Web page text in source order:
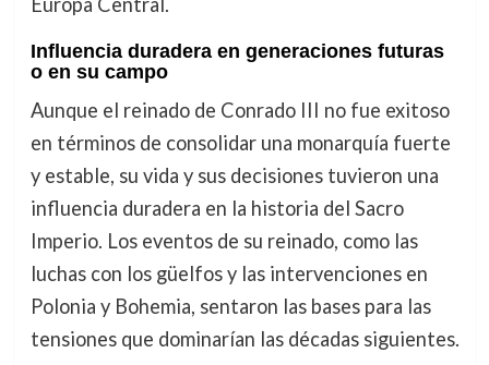
Influencia duradera en generaciones futuras
o en su campo
Aunque el reinado de Conrado III no fue exitoso
en términos de consolidar una monarquía fuerte
y estable, su vida y sus decisiones tuvieron una
influencia duradera en la historia del Sacro
Imperio. Los eventos de su reinado, como las
luchas con los güelfos y las intervenciones en
Polonia y Bohemia, sentaron las bases para las
tensiones que dominarían las décadas siguientes.